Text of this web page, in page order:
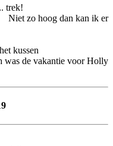
trek!
kan ik er
op het kussen
voor Holly